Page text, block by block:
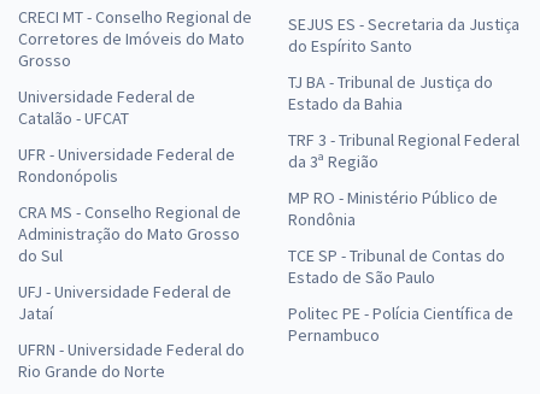
CRECI MT - Conselho Regional de
Corretores de Imóveis do Mato
Grosso
Universidade Federal de
Catalão - UFCAT
UFR - Universidade Federal de
Rondonópolis
CRA MS - Conselho Regional de
Administração do Mato Grosso
do Sul
UFJ - Universidade Federal de
Jataí
UFRN - Universidade Federal do
Rio Grande do Norte
SEJUS ES - Secretaria da Justiça
do Espírito Santo
TJ BA - Tribunal de Justiça do
Estado da Bahia
TRF 3 - Tribunal Regional Federal
da 3ª Região
MP RO - Ministério Público de
Rondônia
TCE SP - Tribunal de Contas do
Estado de São Paulo
Politec PE - Polícia Científica de
Pernambuco